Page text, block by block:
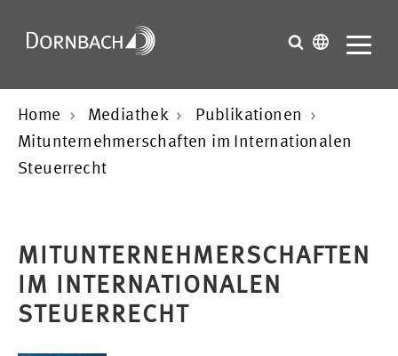
Home Mediathek
Publikationen
Mitunternehmerschaften im Internationalen
Steuerrecht
MITUNTERNEHMERSCHAFTEN
IM INTERNATIONALEN
STEUERRECHT